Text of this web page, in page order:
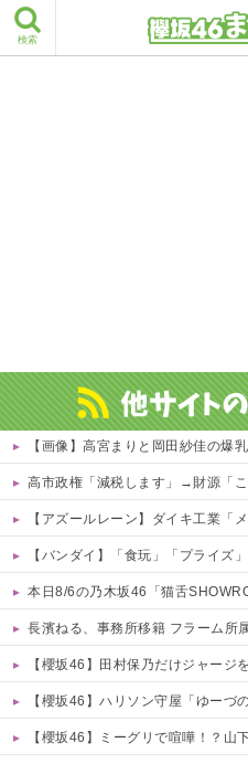
検索
【画像】高宮まりと岡田紗佳の爆
高市政権「減税します」→財源「こ
【アズールレーン】ダイキ工業「メアリー・セレスト
【バンダイ】「食玩」「プライズ」「ガシ
本日8/6の乃木坂46「猫舌
長濱ねる、事務所移籍 フラーム所
【櫻坂46】田村保乃だけジャージ
【櫻坂46】ハリソン守屋「ゆーづ
【櫻坂46】ミーグリで喧嘩！？山